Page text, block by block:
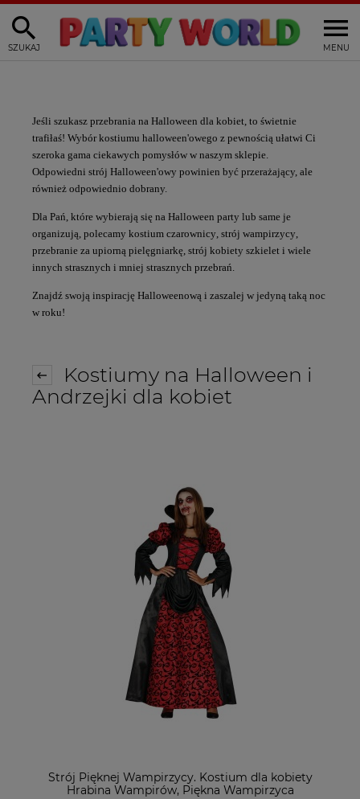
MENU
SZUKAJ
Jeśli szukasz przebrania na Halloween dla kobiet, to świetnie
trafiłaś! Wybór kostiumu halloween'owego z pewnością ułatwi Ci
szeroka gama ciekawych pomysłów w naszym sklepie.
Odpowiedni strój Halloween'owy powinien być przerażający, ale
również odpowiednio dobrany.
Dla Pań, które wybierają się na Halloween party lub same je
organizują, polecamy kostium czarownicy, strój wampirzycy,
przebranie za upiorną pielęgniarkę, strój kobiety szkielet i wiele
innych strasznych i mniej strasznych przebrań.
Znajdź swoją inspirację Halloweenową i zaszalej w jedyną taką noc
w roku!
Kostiumy na Halloween i
Andrzejki dla kobiet
Strój Pięknej Wampirzycy. Kostium dla kobiety
Hrabina Wampirów, Piękna Wampirzyca